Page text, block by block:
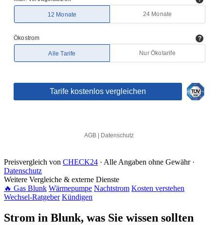
Preisvergleich von CHECK24 · Alle Angaben ohne Gewähr ·
Datenschutz
Weitere Vergleiche & externe Dienste
🔥 Gas Blunk Wärmepumpe Nachtstrom Kosten verstehen
Wechsel-Ratgeber Kündigen
Strom in Blunk, was Sie wissen sollten